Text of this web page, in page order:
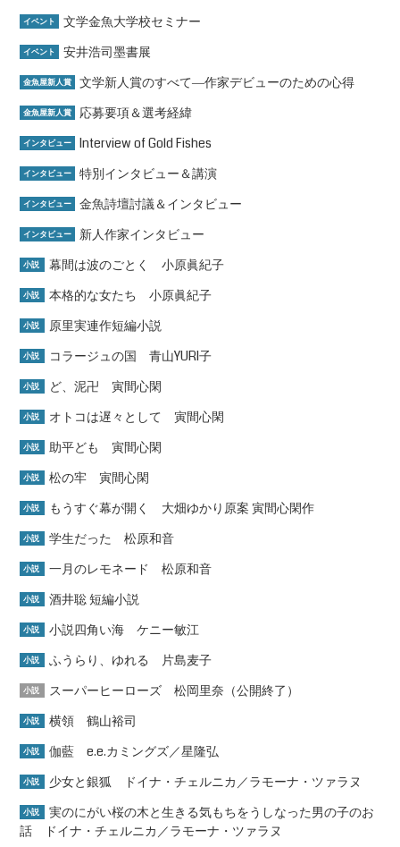
イベント 文学金魚大学校セミナー
イベント 安井浩司墨書展
金魚屋新人賞 文学新人賞のすべて―作家デビューのための心得
金魚屋新人賞 応募要項＆選考経緯
インタビュー Interview of Gold Fishes
インタビュー 特別インタビュー＆講演
インタビュー 金魚詩壇討議＆インタビュー
インタビュー 新人作家インタビュー
小説 幕間は波のごとく 小原眞紀子
小説 本格的な女たち 小原眞紀子
小説 原里実連作短編小説
小説 コラージュの国 青山YURI子
小説 ど、泥卍 寅間心閑
小説 オトコは遅々として 寅間心閑
小説 助平ども 寅間心閑
小説 松の牢 寅間心閑
小説 もうすぐ幕が開く 大畑ゆかり原案 寅間心閑作
小説 学生だった 松原和音
小説 一月のレモネード 松原和音
小説 酒井聡 短編小説
小説 小説四角い海 ケニー敏江
小説 ふうらり、ゆれる 片島麦子
小説 スーパーヒーローズ 松岡里奈（公開終了）
小説 横領 鶴山裕司
小説 伽藍 e.e.カミングズ／星隆弘
小説 少女と銀狐 ドイナ・チェルニカ／ラモーナ・ツァラヌ
小説
実のにがい桜の木と生きる気もちをうしなった男の子のお
話 ドイナ・チェルニカ／ラモーナ・ツァラヌ